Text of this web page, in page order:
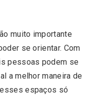
muito importante
se orientar. Com
pessoas podem se
a melhor maneira de
espaços só